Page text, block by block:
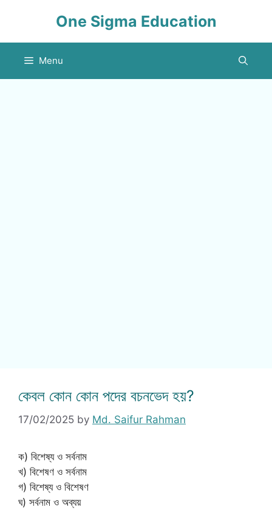
One Sigma Education
Menu
কেবল কোন কোন পদের বচনভেদ হয়?
17/02/2025 by Md. Saifur Rahman
ক) বিশেষ্য ও সর্বনাম
খ) বিশেষণ ও সর্বনাম
গ) বিশেষ্য ও বিশেষণ
ঘ) সর্বনাম ও অব্যয়